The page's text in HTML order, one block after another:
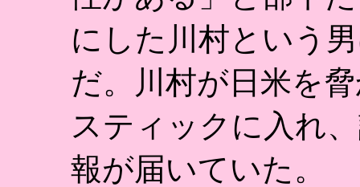
にした川村という
だ。川村が日米を
スティックに入れ
報が届いていた。